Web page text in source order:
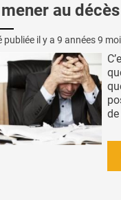
au décès
publiée il y a 9 années 9